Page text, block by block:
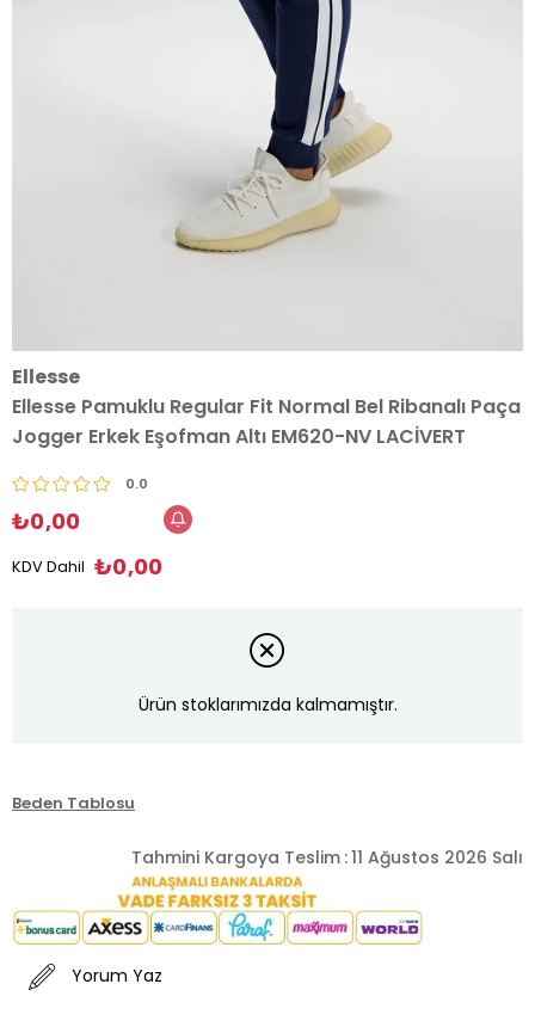
Ellesse
Ellesse Pamuklu Regular Fit Normal Bel Ribanalı Paça
Jogger Erkek Eşofman Altı EM620-NV LACİVERT
0.0
₺0,00
KDV Dahil ₺0,00
Ürün stoklarımızda kalmamıştır.
Beden Tablosu
Tahmini Kargoya Teslim :11 Ağustos 2026 Salı
Yorum Yaz